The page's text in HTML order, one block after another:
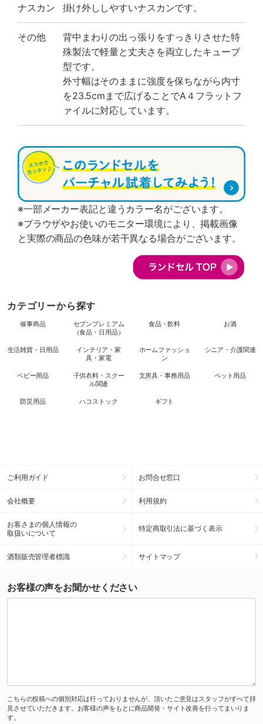
ナスカン 掛け外ししやすいナスカンです。
その他
背中まわりの出っ張りをすっきりさせた特
殊製法で軽量と丈夫さを両立したキューブ
型です。
外寸幅はそのままに強度を保ちながら内寸
を23.5cmまで広げることでA４フラットフ
ァイルに対応しています。
※一部メーカー表記と違うカラー名がございます。
※ブラウザやお使いのモニター環境により、掲載画像
と実際の商品の色味が若干異なる場合がございます。
カテゴリーから探す
催事商品
セブンプレミアム
（食品・日用品）
食品・飲料 お酒
生活雑貨・日用品
インテリア・家
具・家電
ホームファッショ
ン
シニア・介護関連
ベビー用品
子供衣料・スクー
ル関連
文房具・事務用品 ペット用品
防災用品 ハコストック ギフト
ご利用ガイド お問合せ窓口
会社概要 利用規約
お客さまの個人情報の
取扱いについて
特定商取引法に基づく表示
酒類販売管理者標識 サイトマップ
お客様の声をお聞かせください
こちらの投稿への個別対応は行っておりませんが、頂いたご意見はスタッフがすべて拝
見させていただきます。お客様の声をもとに商品開発・サイト改善を行ってまいりま
す。